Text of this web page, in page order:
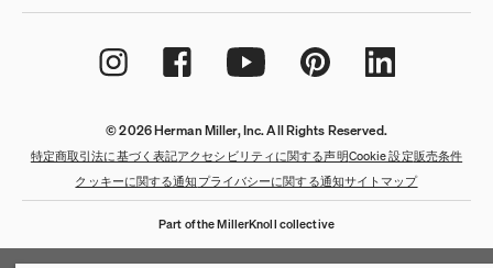
© 2026 Herman Miller, Inc. All Rights Reserved.
特定商取引法に基づく表記アクセシビリティに関する声明
販売条件
クッキーに関する通知 プライバシーに関する通知サイトマップ
Cookie 設定
Part of the MillerKnoll collective